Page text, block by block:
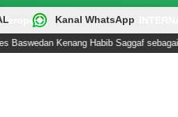
Teropong Kanal WhatsApp
Kenang Habib Saggaf sebagai